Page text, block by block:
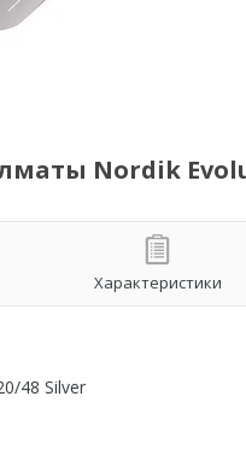
Nordik
Характеристики
48 Silver